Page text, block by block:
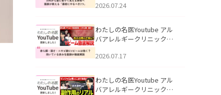
える男性へ｜医師が教える
公開いたしました。
2026.07.24
わたしの名医Youtube アル
バアレルギークリニック札
跡にVビームは効く？向いて
説」を公開いたしました。
2026.07.17
わたしの名医Youtube アル
バアレルギークリニック札